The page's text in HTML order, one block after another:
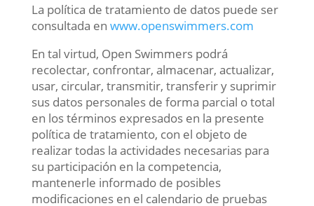
La política de tratamiento de datos puede ser
consultada en www.openswimmers.com
En tal virtud, Open Swimmers podrá
recolectar, confrontar, almacenar, actualizar,
usar, circular, transmitir, transferir y suprimir
sus datos personales de forma parcial o total
en los términos expresados en la presente
política de tratamiento, con el objeto de
realizar todas la actividades necesarias para
su participación en la competencia,
mantenerle informado de posibles
modificaciones en el calendario de pruebas